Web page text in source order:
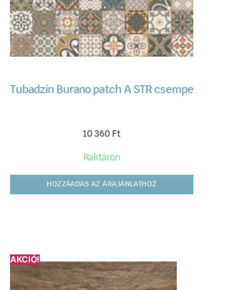
Tubadzin Burano patch A STR csempe
10 360 Ft
Raktáron
HOZZÁADÁS AZ ÁRAJÁNLATHOZ
AKCIÓ!